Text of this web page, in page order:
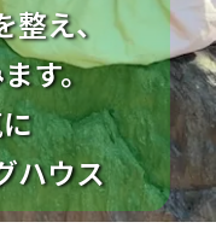
え、
す。
ハウス